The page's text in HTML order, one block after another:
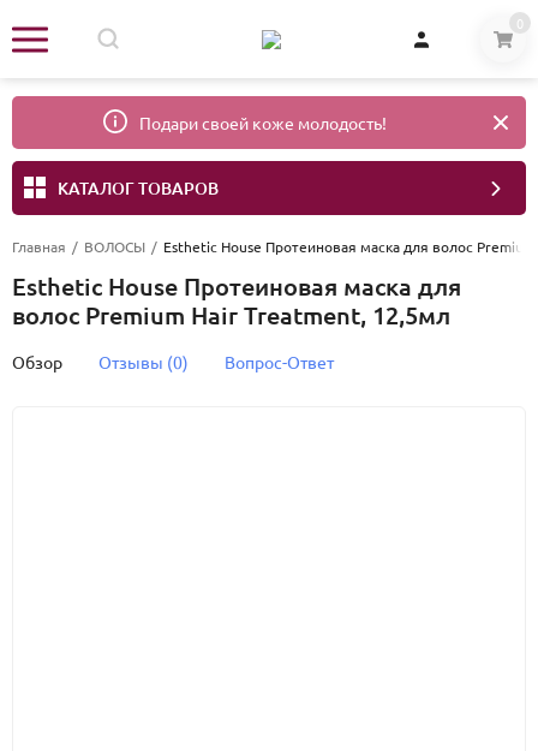
0
Подари своей коже молодость!
КАТАЛОГ ТОВАРОВ
Главная / ВОЛОСЫ / Esthetic House Протеиновая маска для волос
Esthetic House Протеиновая маска для
волос Premium Hair Treatment, 12,5мл
Обзор Отзывы (0) Вопрос-Ответ